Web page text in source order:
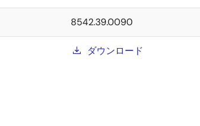
8542.39.0090
ダウンロード